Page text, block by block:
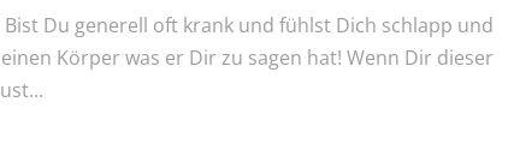
Du generell oft krank und fühlst Dich schlapp und
Körper was er Dir zu sagen hat! Wenn Dir dieser